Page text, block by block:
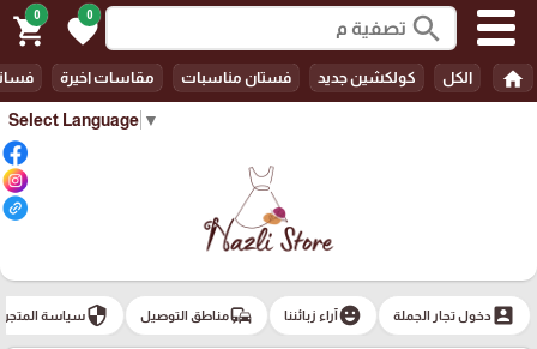
Select Language ▼
search
0
favorite
0
shopping_cart
home الكل كولكشين جديد فستان مناسبات مقاسات اخيرة
account_boxدخول تجار الجملة emoji_emotionsآراء زبائننا commuteمناطق التوصيل securityسياسة المتجر